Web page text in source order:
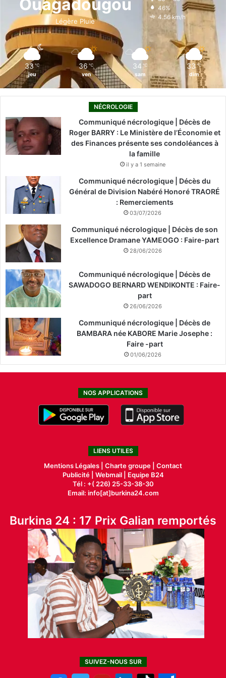
o
k
i
n
r
Ouagadougou
Légère Pluie
46%
4.56 km/h
33 ℃
jeu
36 ℃
ven
34 ℃
sam
33 ℃
dim
NÉCROLOGIE
Communiqué nécrologique | Décès de
Roger BARRY : Le Ministère de l’Économie et
des Finances présente ses condoléances à
la famille
il y a 1 semaine
Communiqué nécrologique | Décès du
Général de Division Nabéré Honoré TRAORÉ
: Remerciements
03/07/2026
Communiqué nécrologique | Décès de son
Excellence Dramane YAMEOGO : Faire-part
28/06/2026
Communiqué nécrologique | Décès de
SAWADOGO BERNARD WENDIKONTE : Faire-
part
26/06/2026
Communiqué nécrologique | Décès de
BAMBARA née KABORE Marie Josephe :
Faire -part
01/06/2026
NOS APPLICATIONS
LIENS UTILES
Mentions Légales | Charte groupe | Contact
Publicité| Webmail |
Equipe B24
Tél : +( 226) 25-33-38-30
Email: info[at]burkina24.com
Burkina 24 : 17 Prix Galian remportés
SUIVEZ-NOUS SUR